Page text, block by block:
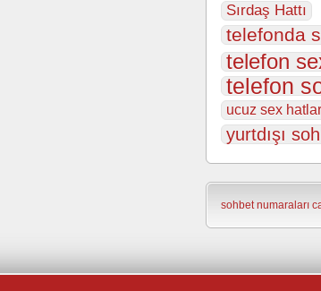
Sırdaş Hattı
telefonda
telefon
telefon
ucuz sex
yurtdışı
sohbet numaraları